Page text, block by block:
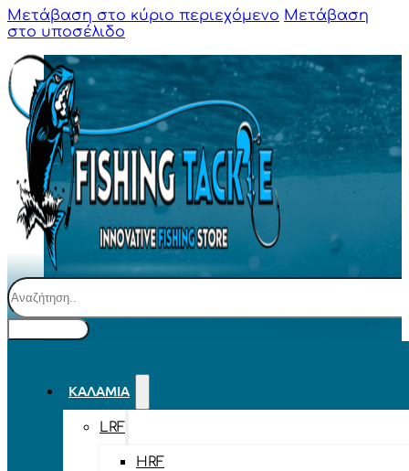
Μετάβαση στο κύριο περιεχόμενο Μετάβαση
στο υποσέλιδο
Αναζήτηση
ΚΑΛΆΜΙΑ
LRF
HRF